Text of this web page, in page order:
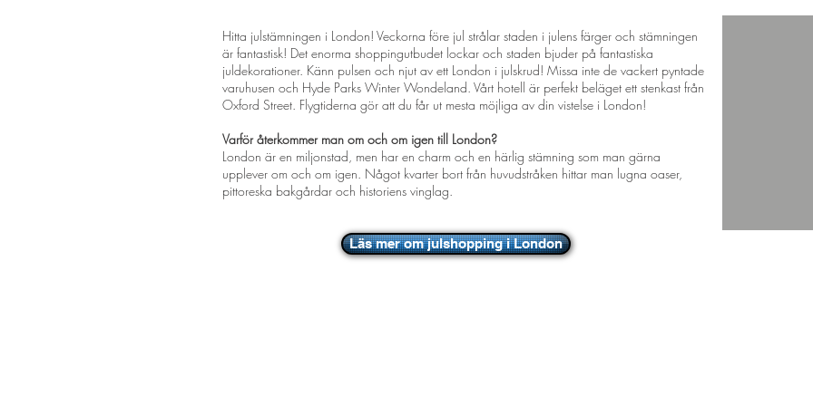
Hitta julstämningen i London! Veckorna före jul strålar staden i julens färger och stämningen
är fantastisk! Det enorma shoppingutbudet lockar och staden bjuder på fantastiska
juldekorationer. Känn pulsen och njut av ett London i julskrud! Missa inte de vackert pyntade
varuhusen och Hyde Parks Winter Wondeland. Vårt hotell är perfekt beläget ett stenkast från
Oxford Street. Flygtiderna gör att du får ut mesta möjliga av din vistelse i London!
Varför återkommer man om och om igen till London?
London är en miljonstad, men har en charm och en härlig stämning som man gärna
upplever om och om igen. Något kvarter bort från huvudstråken hittar man lugna oaser,
pittoreska bakgårdar och historiens vinglag.
Läs mer om julshopping i London